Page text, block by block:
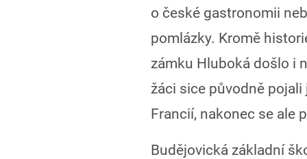
o české gastronomii
pomlázky. Kromě
zámku Hluboká došlo i
žáci sice původně
Francií, nakonec se ale
Budějovická základní